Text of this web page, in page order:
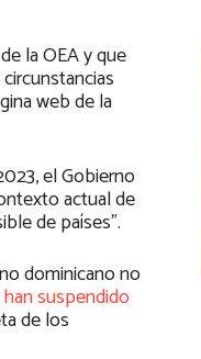
la OEA y que
web de la
el Gobierno
actual de
de países”.
dominicano no
han suspendido
de los